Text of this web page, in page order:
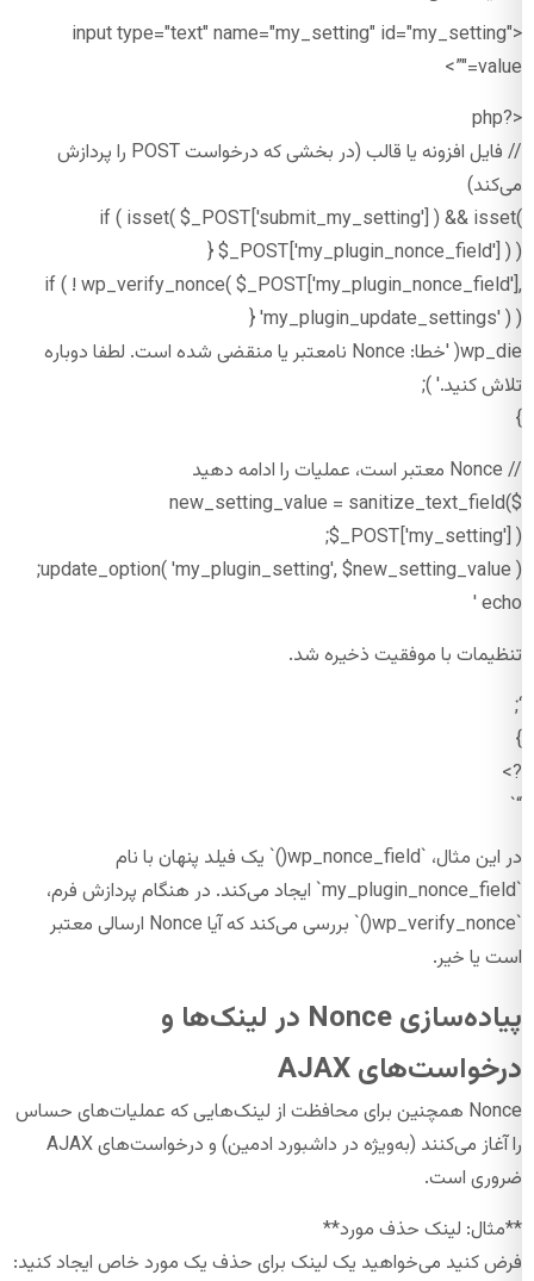
<input type="text" name="my_setting" id="my_setting"
value="”>
<?php
// فایل افزونه یا قالب (در بخشی که درخواست POST را پردازش
می‌کند)
if ( isset( $_POST['submit_my_setting'] ) && isset(
$_POST['my_plugin_nonce_field'] ) ) {
if ( ! wp_verify_nonce( $_POST['my_plugin_nonce_field'],
'my_plugin_update_settings' ) ) {
wp_die( 'خطا: Nonce نامعتبر یا منقضی شده است. لطفا دوباره
تلاش کنید.' );
}
// Nonce معتبر است، عملیات را ادامه دهید
$new_setting_value = sanitize_text_field(
$_POST['my_setting'] );
update_option( 'my_plugin_setting', $new_setting_value );
echo '
تنظیمات با موفقیت ذخیره شد.
‘;
}
?>
“`
در این مثال، `wp_nonce_field()` یک فیلد پنهان با نام
`my_plugin_nonce_field` ایجاد می‌کند. در هنگام پردازش فرم،
`wp_verify_nonce()` بررسی می‌کند که آیا Nonce ارسالی معتبر
است یا خیر.
پیاده‌سازی Nonce در لینک‌ها و
درخواست‌های AJAX
Nonce همچنین برای محافظت از لینک‌هایی که عملیات‌های حساس
را آغاز می‌کنند (به‌ویژه در داشبورد ادمین) و درخواست‌های AJAX
ضروری است.
**مثال: لینک حذف مورد**
فرض کنید می‌خواهید یک لینک برای حذف یک مورد خاص ایجاد کنید: